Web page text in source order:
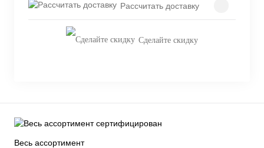
Рассчитать доставку
Сделайте скидку
Весь ассортимент